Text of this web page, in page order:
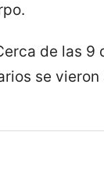
de las 9
se